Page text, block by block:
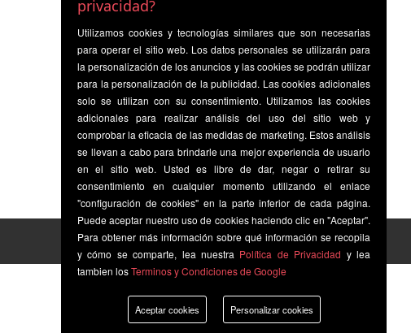
privacidad?
Utilizamos cookies y tecnologías similares que son necesarias
para operar el sitio web. Los datos personales se utilizarán para
la personalización de los anuncios y las cookies se podrán utilizar
para la personalización de la publicidad. Las cookies adicionales
solo se utilizan con su consentimiento. Utilizamos las cookies
adicionales para realizar análisis del uso del sitio web y
comprobar la eficacia de las medidas de marketing. Estos análisis
se llevan a cabo para brindarle una mejor experiencia de usuario
en el sitio web. Usted es libre de dar, negar o retirar su
consentimiento en cualquier momento utilizando el enlace
"configuración de cookies" en la parte inferior de cada página.
Puede aceptar nuestro uso de cookies haciendo clic en "Aceptar".
Para obtener más información sobre qué información se recopila
y cómo se comparte, lea nuestra Política de Privacidad y lea
tambien losTerminos y Condiciones de Google
Aceptar cookies Personalizar cookies